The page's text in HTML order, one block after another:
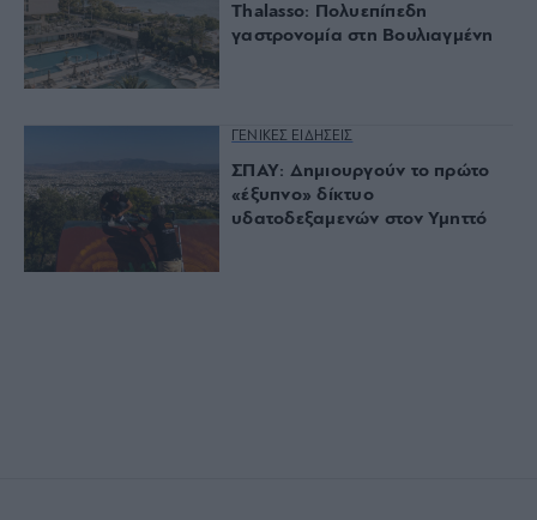
Thalasso: Πολυεπίπεδη
γαστρονομία στη Βουλιαγμένη
ΓΕΝΙΚΕΣ ΕΙΔΗΣΕΙΣ
ΣΠΑΥ: Δημιουργούν το πρώτο
«έξυπνο» δίκτυο
υδατοδεξαμενών στον Υμηττό